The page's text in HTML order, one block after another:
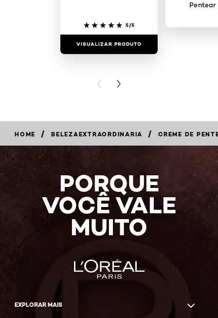
5/5
VISUALIZAR PRODUTO
Pentear
PREVIOUS CARD
NEXT CARD
HOME / BELEZAEXTRAORDINARIA / CREME DE
PORQUE
VOCÊ VALE
MUITO
EXPLORAR MAIS